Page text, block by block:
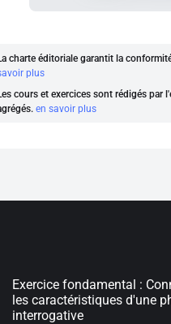
charte éditoriale garantit la
plus
cours et exercices sont rédigés par
en savoir plus
Exercice fondamental :
les caractéristiques d'une
interrogative